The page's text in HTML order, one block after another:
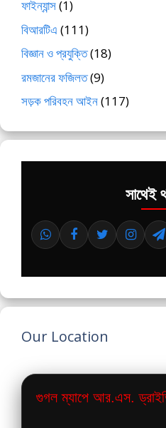
ফাইন্যান্স(1)
বিআরটিএ (111)
বিজ্ঞান ও প্রযুক্তি(18)
রমজানের ফজিলত(9)
সড়ক পরিবহন আইন(117)
সাথেই
Our Location
গুগল ম্যাপে আর.এস.